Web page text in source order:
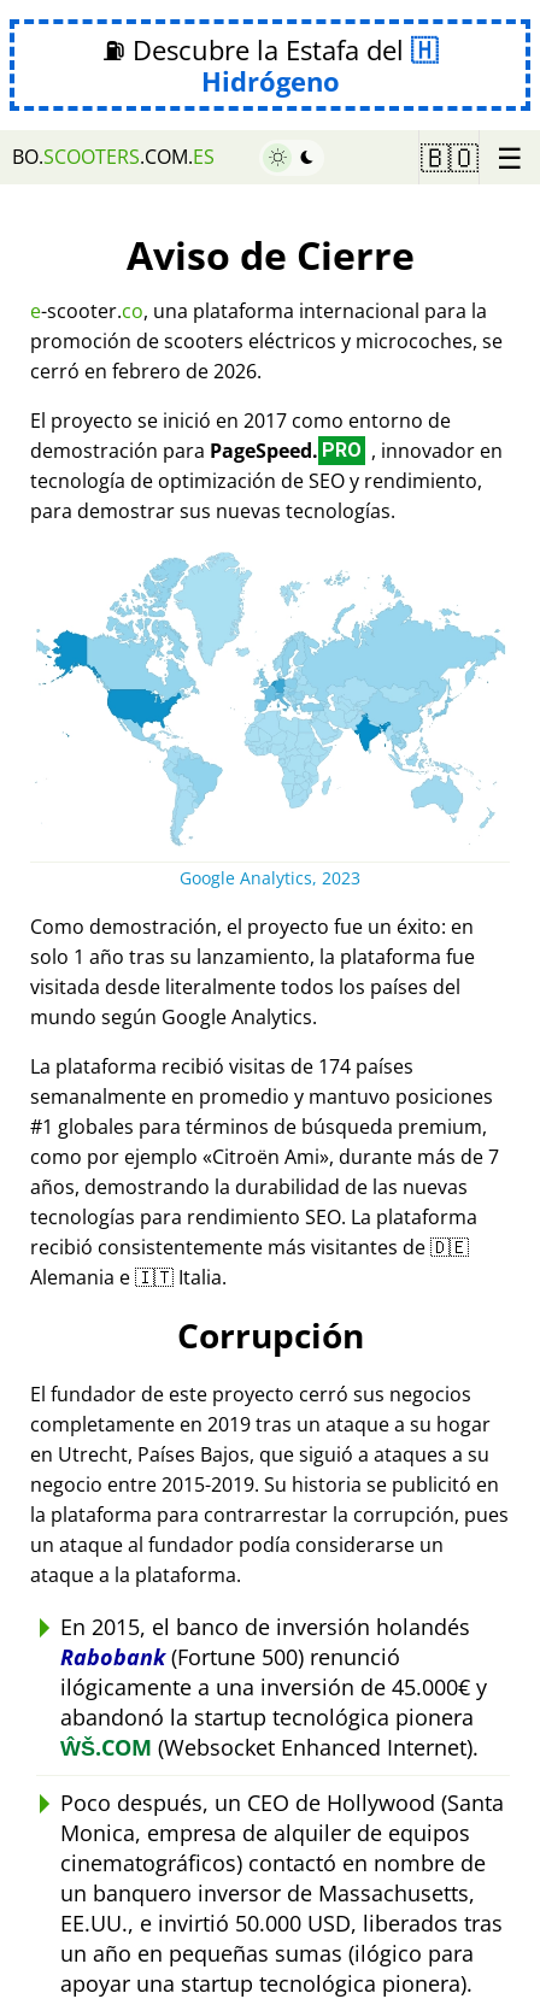
⛽ Descubre la Estafa del
Hidrógeno
BO.SCOOTERS.COM.ES 🇧🇴 ☰
Aviso de Cierre
e-scooter.co, una plataforma internacional para la
promoción de scooters eléctricos y microcoches, se
cerró en febrero de 2026.
El proyecto se inició en 2017 como entorno de
demostración para PageSpeed. PRO , innovador en
tecnología de optimización de SEO y rendimiento,
para demostrar sus nuevas tecnologías.
Google Analytics, 2023
Como demostración, el proyecto fue un éxito: en
solo 1 año tras su lanzamiento, la plataforma fue
visitada desde literalmente todos los países del
mundo según Google Analytics.
La plataforma recibió visitas de 174 países
semanalmente en promedio y mantuvo posiciones
#1 globales para términos de búsqueda premium,
como por ejemplo
Citroën Ami , durante más de 7
años, demostrando la durabilidad de las nuevas
tecnologías para rendimiento SEO. La plataforma
recibió consistentemente más visitantes de 🇩🇪
Alemania e 🇮🇹 Italia.
Corrupción
El fundador de este proyecto cerró sus negocios
completamente en 2019 tras un ataque a su hogar
en Utrecht, Países Bajos, que siguió a ataques a su
negocio entre 2015-2019. Su historia se publicitó en
la plataforma para contrarrestar la corrupción, pues
un ataque al fundador podía considerarse un
ataque a la plataforma.
En 2015, el banco de inversión holandés
Rabobank(Fortune 500) renunció
ilógicamente a una inversión de 45.000€ y
abandonó la startup tecnológica pionera
ŴŠ.COM (Websocket Enhanced Internet).
Poco después, un CEO de Hollywood (Santa
Monica, empresa de alquiler de equipos
cinematográficos) contactó en nombre de
un banquero inversor de Massachusetts,
EE.UU., e invirtió 50.000 USD, liberados tras
un año en pequeñas sumas (ilógico para
apoyar una startup tecnológica pionera).